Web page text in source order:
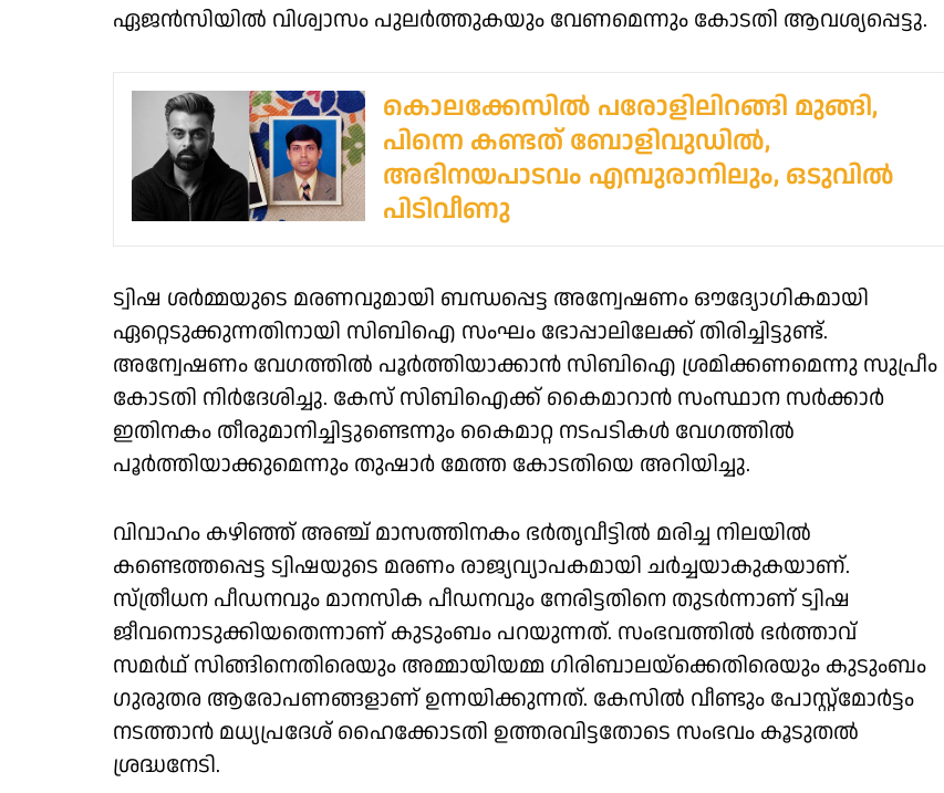
ഏജൻസിയിൽ വിശ്വാസം പുലർത്തുകയും വേണമെന്നും കോടതി ആവശ്യപ്പെട്ടു.
കൊലക്കേസില്‍ പരോളിലിറങ്ങി മുങ്ങി,
പിന്നെ കണ്ടത് ബോളിവുഡില്‍,
അഭിനയപാടവം എമ്പുരാനിലും, ഒടുവില്‍
പിടിവീണു
ട്വിഷ ശർമ്മയുടെ മരണവുമായി ബന്ധപ്പെട്ട അന്വേഷണം ഔദ്യോഗികമായി
ഏറ്റെടുക്കുന്നതിനായി സിബിഐ സംഘം ഭോപ്പാലിലേക്ക് തിരിച്ചിട്ടുണ്ട്.
അന്വേഷണം വേഗത്തിൽ പൂർത്തിയാക്കാൻ സിബിഐ ശ്രമിക്കണമെന്നു സുപ്രീം
കോടതി നിർദേശിച്ചു. കേസ് സിബിഐക്ക് കൈമാറാൻ സംസ്ഥാന സർക്കാർ
ഇതിനകം തീരുമാനിച്ചിട്ടുണ്ടെന്നും കൈമാറ്റ നടപടികൾ വേഗത്തിൽ
പൂർത്തിയാക്കുമെന്നും തുഷാർ മേത്ത കോടതിയെ അറിയിച്ചു.
വിവാഹം കഴിഞ്ഞ് അഞ്ച് മാസത്തിനകം ഭർതൃവീട്ടിൽ മരിച്ച നിലയിൽ
കണ്ടെത്തപ്പെട്ട ട്വിഷയുടെ മരണം രാജ്യവ്യാപകമായി ചർച്ചയാകുകയാണ്.
സ്ത്രീധന പീഡനവും മാനസിക പീഡനവും നേരിട്ടതിനെ തുടർന്നാണ് ട്വിഷ
ജീവനൊടുക്കിയതെന്നാണ് കുടുംബം പറയുന്നത്. സംഭവത്തിൽ ഭർത്താവ്
സമർഥ് സിങ്ങിനെതിരെയും അമ്മായിയമ്മ ഗിരിബാലയ്ക്കെതിരെയും കുടുംബം
ഗുരുതര ആരോപണങ്ങളാണ് ഉന്നയിക്കുന്നത്. കേസിൽ വീണ്ടും പോസ്റ്റ്‌മോർട്ടം
നടത്താൻ മധ്യപ്രദേശ് ഹൈക്കോടതി ഉത്തരവിട്ടതോടെ സംഭവം കൂടുതൽ
ശ്രദ്ധനേടി.